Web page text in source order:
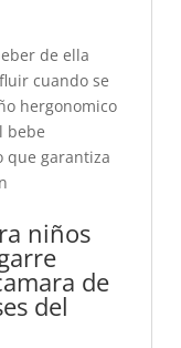
de ella
cuando se
hergonomico
bebe
que garantiza
niños
de
del